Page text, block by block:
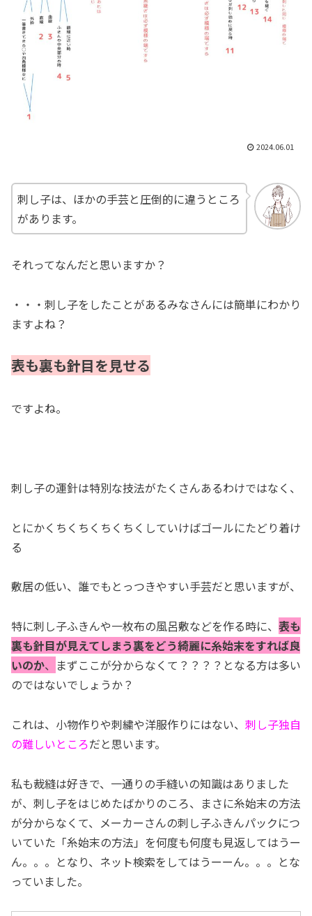
2024.06.01
刺し子は、ほかの手芸と圧倒的に違うところ
があります。
それってなんだと思いますか？
・・・刺し子をしたことがあるみなさんには簡単にわかり
ますよね？
表も裏も針目を見せる
ですよね。
刺し子の運針は特別な技法がたくさんあるわけではなく、
とにかくちくちくちくちくしていけばゴールにたどり着け
る
敷居の低い、誰でもとっつきやすい手芸だと思いますが、
特に刺し子ふきんや一枚布の風呂敷などを作る時に、 表も
裏も針目が見えてしまう裏をどう綺麗に糸始末をすれば良
いのか、 まずここが分からなくて？？？？となる方は多い
のではないでしょうか？
これは、小物作りや刺繍や洋服作りにはない、 刺し子独自
の難しいところだと思います。
私も裁縫は好きで、一通りの手縫いの知識はありました
が、刺し子をはじめたばかりのころ、まさに糸始末の方法
が分からなくて、メーカーさんの刺し子ふきんパックにつ
いていた「糸始末の方法」を何度も何度も見返してはうー
ん。。。となり、ネット検索をしてはうーーん。。。とな
っていました。